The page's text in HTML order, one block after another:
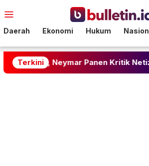
ke
Mobile
Daerah Ekonomi Hukum
TerkiniPanen Kritik Netizen